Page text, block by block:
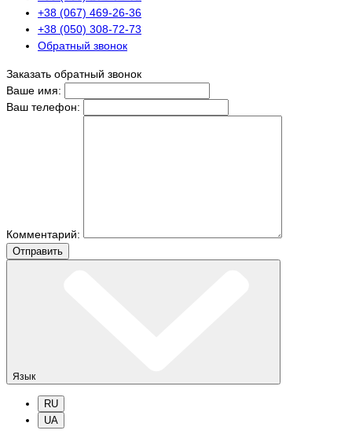
+38 (067) 469-26-36
+38 (050) 308-72-73
Обратный звонок
Заказать обратный звонок
Ваше имя:
Ваш телефон:
Комментарий:
Отправить
Язык
RU
UA